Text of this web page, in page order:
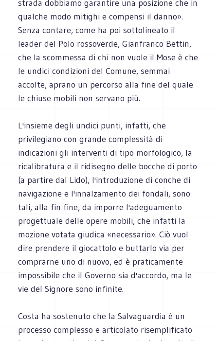
strada dobbiamo garantire una posizione che in
qualche modo mitighi e compensi il danno».
Senza contare, come ha poi sottolineato il
leader del Polo rossoverde, Gianfranco Bettin,
che la scommessa di chi non vuole il Mose è che
le undici condizioni del Comune, semmai
accolte, aprano un percorso alla fine del quale
le chiuse mobili non servano più.
L'insieme degli undici punti, infatti, che
privilegiano con grande complessità di
indicazioni gli interventi di tipo morfologico, la
ricalibratura e il ridisegno delle bocche di porto
(a partire dal Lido), l'introduzione di conche di
navigazione e l'innalzamento dei fondali, sono
tali, alla fin fine, da imporre l'adeguamento
progettuale delle opere mobili, che infatti la
mozione votata giudica «necessario». Ciò vuol
dire prendere il giocattolo e buttarlo via per
comprarne uno di nuovo, ed è praticamente
impossibile che il Governo sia d'accordo, ma le
vie del Signore sono infinite.
Costa ha sostenuto che la Salvaguardia è un
processo complesso e articolato risemplificato